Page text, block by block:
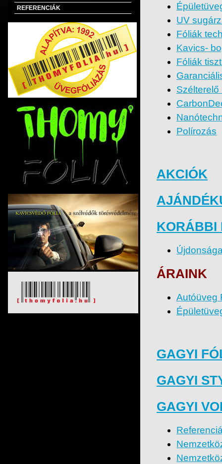
REFERENCIÁK
UV
Fóliák
Kavics-
Fóliák
Szélterelő
Polírozás
AKCIÓK
KORÁBBI
ÁRAINK
Autóüveg
GAGYI
GAGYI
GAGYI